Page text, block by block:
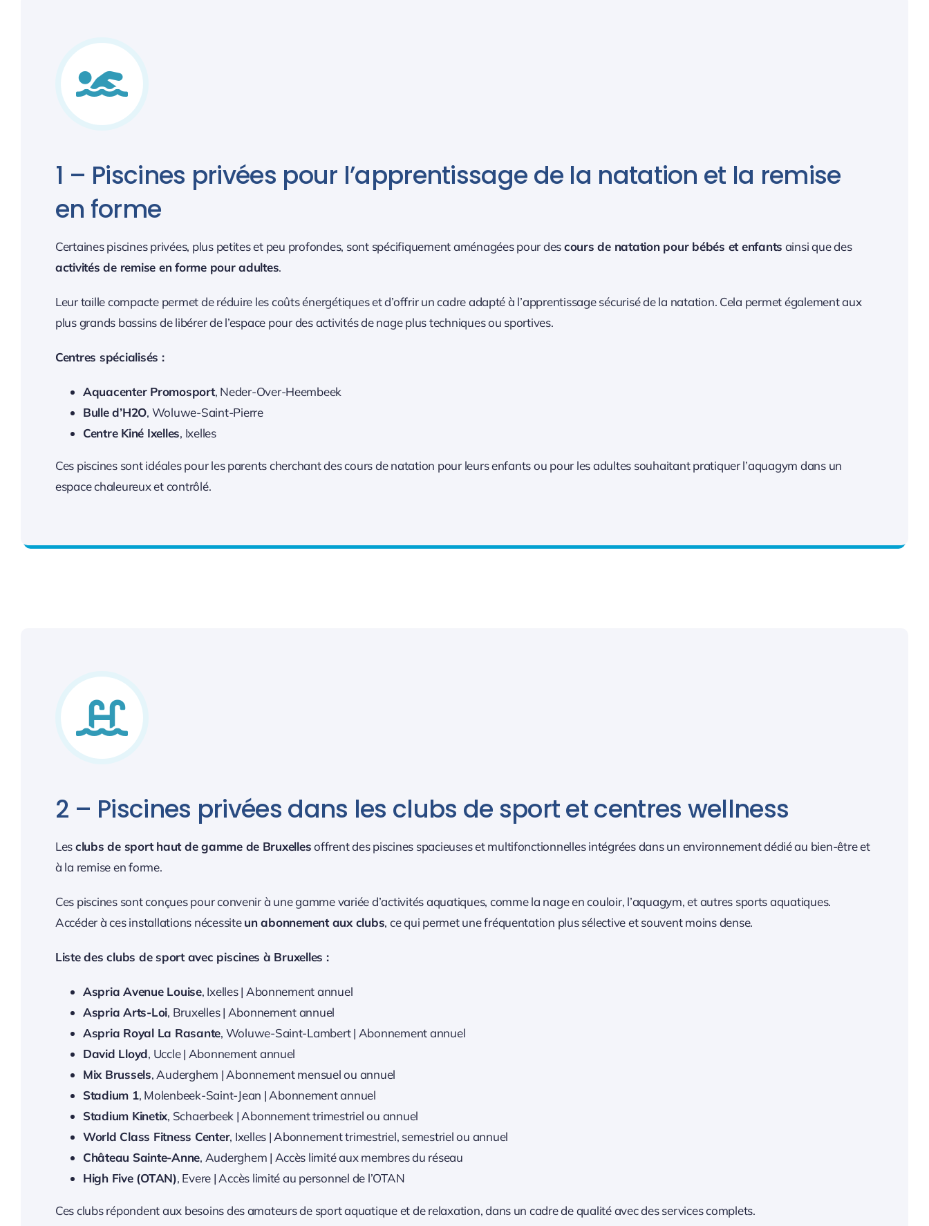
1 – Piscines privées pour l’apprentissage de la natation et la remise
en forme
Certaines piscines privées, plus petites et peu profondes, sont spécifiquement aménagées pour descours de natation pour bébés et enfants ainsi que des
activités de remise en forme pour adultes.
Leur taille compacte permet de réduire les coûts énergétiques et d’offrir un cadre adapté à l’apprentissage sécurisé de la natation. Cela permet également aux
plus grands bassins de libérer de l’espace pour des activités de nage plus techniques ou sportives.
Centres spécialisés :
Aquacenter Promosport, Neder-Over-Heembeek
Bulle d’H2O, Woluwe-Saint-Pierre
Centre Kiné Ixelles, Ixelles
Ces piscines sont idéales pour les parents cherchant des cours de natation pour leurs enfants ou pour les adultes souhaitant pratiquer l’aquagym dans un
espace chaleureux et contrôlé.
2 – Piscines privées dans les clubs de sport et centres wellness
Lesclubs de sport haut de gamme de Bruxellesoffrent des piscines spacieuses et multifonctionnelles intégrées dans un environnement dédié au bien-être et
à la remise en forme.
Ces piscines sont conçues pour convenir à une gamme variée d’activités aquatiques, comme la nage en couloir, l’aquagym, et autres sports aquatiques.
Accéder à ces installations nécessiteun abonnement aux clubs, ce qui permet une fréquentation plus sélective et souvent moins dense.
Liste des clubs de sport avec piscines à Bruxelles :
Aspria Avenue Louise, Ixelles | Abonnement annuel
Aspria Arts-Loi, Bruxelles | Abonnement annuel
Aspria Royal La Rasante, Woluwe-Saint-Lambert | Abonnement annuel
David Lloyd, Uccle | Abonnement annuel
Mix Brussels, Auderghem | Abonnement mensuel ou annuel
Stadium 1, Molenbeek-Saint-Jean | Abonnement annuel
Stadium Kinetix, Schaerbeek | Abonnement trimestriel ou annuel
World Class Fitness Center, Ixelles | Abonnement trimestriel, semestriel ou annuel
Château Sainte-Anne, Auderghem | Accès limité aux membres du réseau
High Five (OTAN), Evere | Accès limité au personnel de l’OTAN
Ces clubs répondent aux besoins des amateurs de sport aquatique et de relaxation, dans un cadre de qualité avec des services complets.